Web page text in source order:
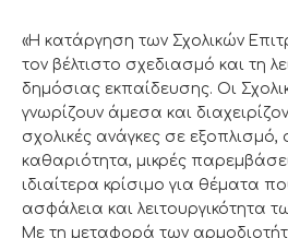
«Η κατάργηση των Σχολικών
τον βέλτιστο σχεδιασμό και τη
δημόσιας εκπαίδευσης. Οι
γνωρίζουν άμεσα και
σχολικές ανάγκες σε εξοπλισμό,
καθαριότητα, μικρές
ιδιαίτερα κρίσιμο για θέματα
ασφάλεια και λειτουργικότητα
Με τη μεταφορά των